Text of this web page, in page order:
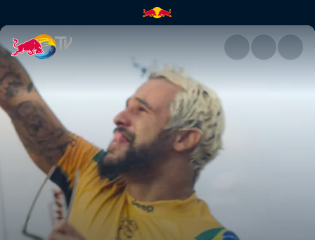
So nah warst du den Pipe